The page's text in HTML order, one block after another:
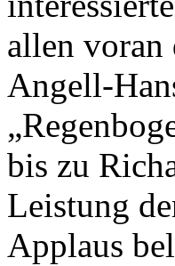
allen voran
Angell-
bis zu
Leistung
Applaus